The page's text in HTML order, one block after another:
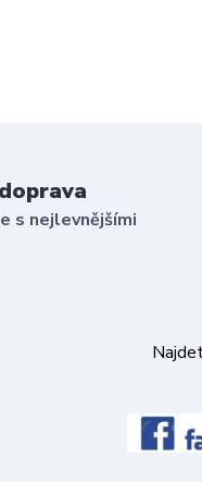
s nejlevnějšími